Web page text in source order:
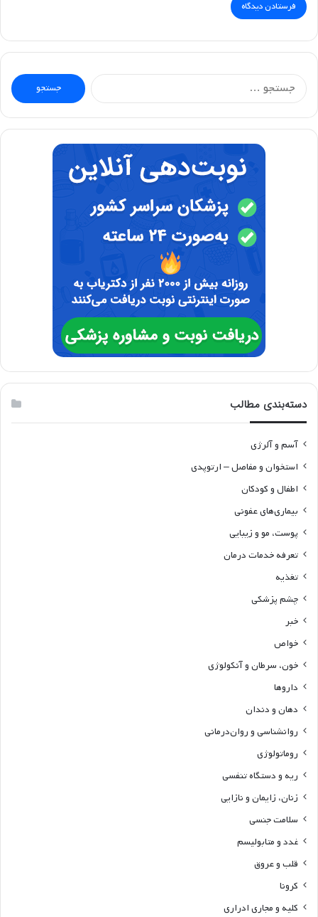
جستجو
برای:
دسته‌بندی مطالب
آسم و آلرژی
استخوان و مفاصل – ارتوپدی
اطفال و کودکان
بیماری‌های عفونی
پوست، مو و زیبایی
تعرفه خدمات درمان
تغذیه
چشم پزشکی
خبر
خواص
خون، سرطان و آنکولوژی
داروها
دهان و دندان
روانشناسی و روان‌درمانی
روماتولوژی
ریه و دستگاه تنفسی
زنان، زایمان و نازایی
سلامت جنسی
غدد و متابولیسم
قلب و عروق
کرونا
کلیه و مجاری ادراری